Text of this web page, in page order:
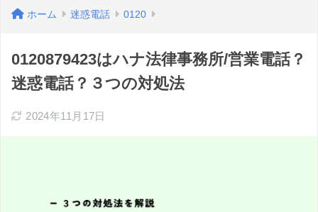
ホーム 迷惑電話 0120
0120879423はハナ法律事務所/営業電話？
迷惑電話？３つの対処法
2024年11月17日